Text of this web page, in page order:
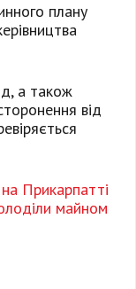
плану
а також
від
Прикарпатті
майном